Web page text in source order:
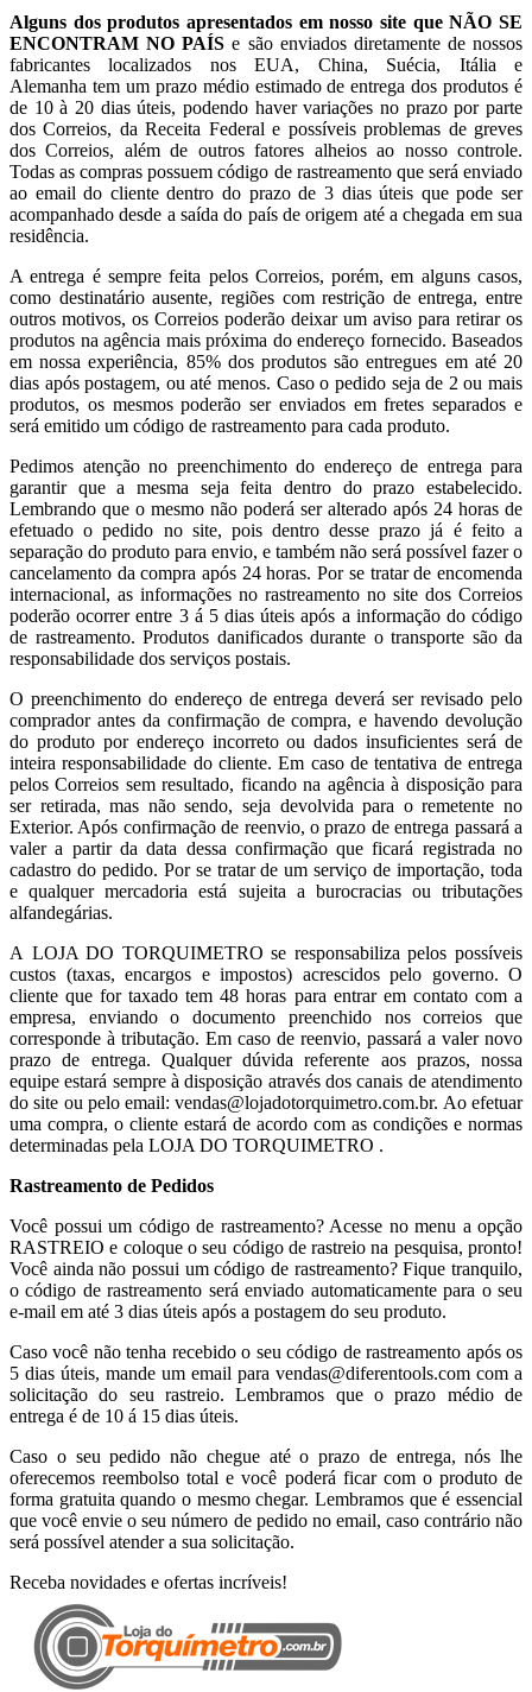
Alguns dos produtos apresentados em nosso site que NÃO SE
ENCONTRAM NO PAÍS e são enviados diretamente de nossos
fabricantes localizados nos EUA, China, Suécia, Itália e
Alemanha tem um prazo médio estimado de entrega dos produtos é
de 10 à 20 dias úteis, podendo haver variações no prazo por parte
dos Correios, da Receita Federal e possíveis problemas de greves
dos Correios, além de outros fatores alheios ao nosso controle.
Todas as compras possuem código de rastreamento que será enviado
ao email do cliente dentro do prazo de 3 dias úteis que pode ser
acompanhado desde a saída do país de origem até a chegada em sua
residência.
A entrega é sempre feita pelos Correios, porém, em alguns casos,
como destinatário ausente, regiões com restrição de entrega, entre
outros motivos, os Correios poderão deixar um aviso para retirar os
produtos na agência mais próxima do endereço fornecido. Baseados
em nossa experiência, 85% dos produtos são entregues em até 20
dias após postagem, ou até menos. Caso o pedido seja de 2 ou mais
produtos, os mesmos poderão ser enviados em fretes separados e
será emitido um código de rastreamento para cada produto.
Pedimos atenção no preenchimento do endereço de entrega para
garantir que a mesma seja feita dentro do prazo estabelecido.
Lembrando que o mesmo não poderá ser alterado após 24 horas de
efetuado o pedido no site, pois dentro desse prazo já é feito a
separação do produto para envio, e também não será possível fazer o
cancelamento da compra após 24 horas. Por se tratar de encomenda
internacional, as informações no rastreamento no site dos Correios
poderão ocorrer entre 3 á 5 dias úteis após a informação do código
de rastreamento. Produtos danificados durante o transporte são da
responsabilidade dos serviços postais.
O preenchimento do endereço de entrega deverá ser revisado pelo
comprador antes da confirmação de compra, e havendo devolução
do produto por endereço incorreto ou dados insuficientes será de
inteira responsabilidade do cliente. Em caso de tentativa de entrega
pelos Correios sem resultado, ficando na agência à disposição para
ser retirada, mas não sendo, seja devolvida para o remetente no
Exterior. Após confirmação de reenvio, o prazo de entrega passará a
valer a partir da data dessa confirmação que ficará registrada no
cadastro do pedido. Por se tratar de um serviço de importação, toda
e qualquer mercadoria está sujeita a burocracias ou tributações
alfandegárias.
A LOJA DO TORQUIMETRO se responsabiliza pelos possíveis
custos (taxas, encargos e impostos) acrescidos pelo governo. O
cliente que for taxado tem 48 horas para entrar em contato com a
empresa, enviando o documento preenchido nos correios que
corresponde à tributação. Em caso de reenvio, passará a valer novo
prazo de entrega. Qualquer dúvida referente aos prazos, nossa
equipe estará sempre à disposição através dos canais de atendimento
do site ou pelo email: vendas@lojadotorquimetro.com.br. Ao efetuar
uma compra, o cliente estará de acordo com as condições e normas
determinadas pela LOJA DO TORQUIMETRO .
Rastreamento de Pedidos
Você possui um código de rastreamento? Acesse no menu a opção
RASTREIO e coloque o seu código de rastreio na pesquisa, pronto!
Você ainda não possui um código de rastreamento? Fique tranquilo,
o código de rastreamento será enviado automaticamente para o seu
e-mail em até 3 dias úteis após a postagem do seu produto.
Caso você não tenha recebido o seu código de rastreamento após os
5 dias úteis, mande um email para vendas@diferentools.com com a
solicitação do seu rastreio. Lembramos que o prazo médio de
entrega é de 10 á 15 dias úteis.
Caso o seu pedido não chegue até o prazo de entrega, nós lhe
oferecemos reembolso total e você poderá ficar com o produto de
forma gratuita quando o mesmo chegar. Lembramos que é essencial
que você envie o seu número de pedido no email, caso contrário não
será possível atender a sua solicitação.
Receba novidades e ofertas incríveis!